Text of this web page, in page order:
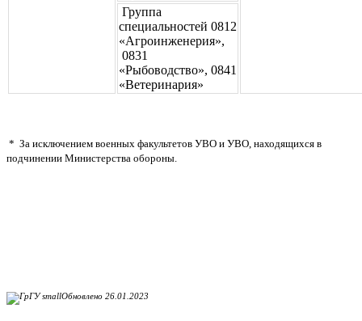
Группа
специальностей 0812
«Агроинженерия»,
0831
«Рыбоводство», 0841
«Ветеринария»
* За исключением военных факультетов УВО и УВО, находящихся в
подчинении Министерства обороны.
Обновлено 26.01.2023